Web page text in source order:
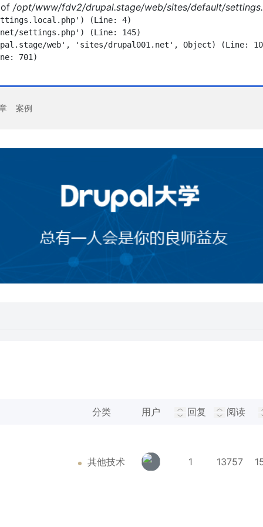
/opt/www/fdv2/drupal.stage/web/sites/default/
(Line: 4)
settings.php') (Line: 145)
web', 'sites/drupal001.net', Object) (Line:
701)
案例
分类 用户 回复 阅读
其他技术 1 13757